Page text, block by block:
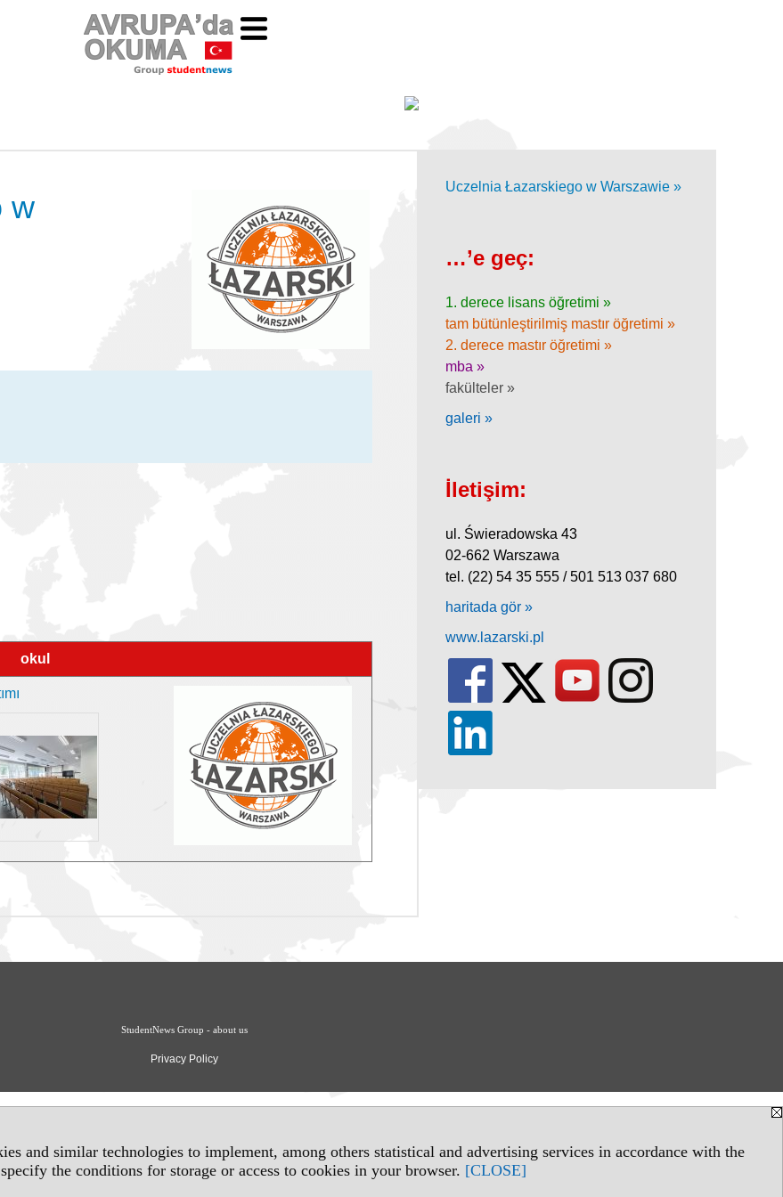
and similar technologies to implement, among others statistical and advertising services in accordance with the
the conditions for storage or access to cookies in your browser. [CLOSE]
w
okul
Uczelnia Łazarskiego w Warszawie »
…’e geç:
1. derece lisans öğretimi »
tam bütünleştirilmiş mastır öğretimi »
2. derece mastır öğretimi »
mba »
fakülteler »
galeri »
İletişim:
ul. Świeradowska 43
02-662 Warszawa
tel. (22) 54 35 555 / 501 513 037 680
haritada gör »
www.lazarski.pl
StudentNews Group - about us
Privacy Policy